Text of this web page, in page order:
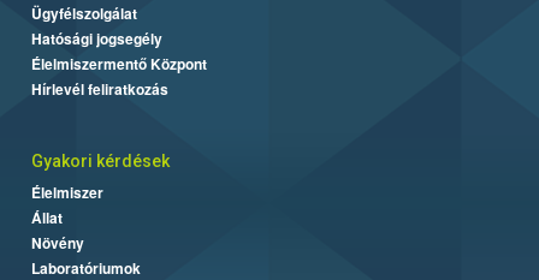
Ügyfélszolgálat
Hatósági jogsegély
Élelmiszermentő Központ
Hírlevél feliratkozás
Gyakori kérdések
Élelmiszer
Állat
Növény
Laboratóriumok